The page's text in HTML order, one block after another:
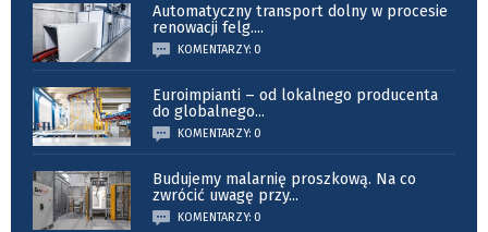
Automatyczny transport dolny w procesie
renowacji felg....
KOMENTARZY: 0
Euroimpianti – od lokalnego producenta
do globalnego...
KOMENTARZY: 0
Budujemy malarnię proszkową. Na co
zwrócić uwagę przy...
KOMENTARZY: 0